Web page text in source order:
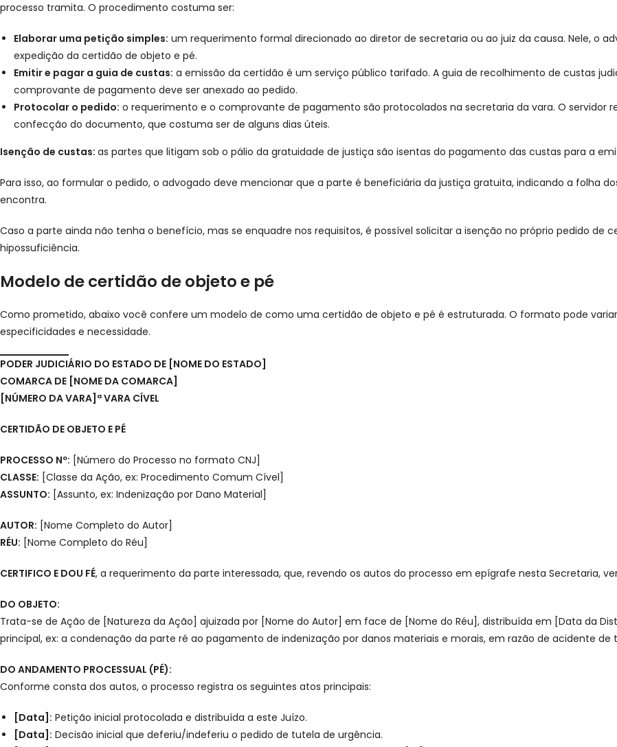
processo tramita. O procedimento costuma ser:
Elaborar uma petição simples: um requerimento formal direcionado ao diretor de secretaria ou ao juiz da causa. Nele, o
expedição da certidão de objeto e pé.
Emitir e pagar a guia de custas: a emissão da certidão é um serviço público tarifado. A guia de recolhimento de custas
comprovante de pagamento deve ser anexado ao pedido.
Protocolar o pedido: o requerimento e o comprovante de pagamento são protocolados na secretaria da vara. O servidor
confecção do documento, que costuma ser de alguns dias úteis.
Isenção de custas: as partes que litigam sob o pálio da gratuidade de justiça são isentas do pagamento das custas para a
Para isso, ao formular o pedido, o advogado deve mencionar que a parte é beneficiária da justiça gratuita, indicando a folha
encontra.
Caso a parte ainda não tenha o benefício, mas se enquadre nos requisitos, é possível solicitar a isenção no próprio pedido
hipossuficiência.
Modelo de certidão de objeto e pé
Como prometido, abaixo você confere um modelo de como uma certidão de objeto e pé é estruturada. O formato pode
especificidades e necessidade.
PODER JUDICIÁRIO DO ESTADO DE [NOME DO ESTADO]
COMARCA DE [NOME DA COMARCA]
[NÚMERO DA VARA]ª VARA CÍVEL
CERTIDÃO DE OBJETO E PÉ
PROCESSO Nº: [Número do Processo no formato CNJ]
CLASSE: [Classe da Ação, ex: Procedimento Comum Cível]
ASSUNTO: [Assunto, ex: Indenização por Dano Material]
AUTOR: [Nome Completo do Autor]
RÉU: [Nome Completo do Réu]
CERTIFICO E DOU FÉ, a requerimento da parte interessada, que, revendo os autos do processo em epígrafe nesta Secretaria,
DO OBJETO:
Trata-se de Ação de [Natureza da Ação] ajuizada por [Nome do Autor] em face de [Nome do Réu], distribuída em [Data da
principal, ex: a condenação da parte ré ao pagamento de indenização por danos materiais e morais, em razão de acidente
DO ANDAMENTO PROCESSUAL (PÉ):
Conforme consta dos autos, o processo registra os seguintes atos principais:
[Data]: Petição inicial protocolada e distribuída a este Juízo.
[Data]: Decisão inicial que deferiu/indeferiu o pedido de tutela de urgência.